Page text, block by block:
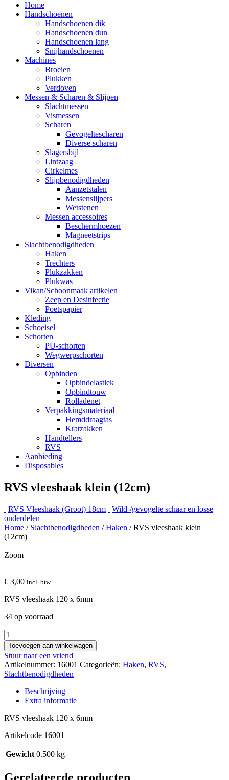
Home
Handschoenen
Handschoenen dik
Handschoenen dun
Handschoenen lang
Snijhandschoenen
Machines
Broeien
Plukken
Verdoven
Messen & Scharen & Slijpen
Slachtmessen
Vismessen
Scharen
Gevogeltescharen
Diverse scharen
Slagersbijl
Lintzaag
Cirkelmes
Slijpbenodigdheden
Aanzetstalen
Messenslijpers
Wetstenen
Messen accessoires
Beschermhoezen
Magneetstrips
Slachtbenodigdheden
Haken
Trechters
Plukzakken
Plukwas
Vikan/Schoonmaak artikelen
Zeep en Desinfectie
Poetspapier
Kleding
Schoeisel
Schorten
PU-schorten
Wegwerpschorten
Diversen
Opbinden
Opbindelastiek
Opbindtouw
Rolladenet
Verpakkingsmateriaal
Hemddraagtas
Kratzakken
Handtellers
RVS
Aanbieding
Disposables
RVS vleeshaak klein (12cm)
RVS Vleeshaak (Groot) 18cm
Wild-/gevogelte schaar en losse
onderdelen
Home / Slachtbenodigdheden /Haken / RVS vleeshaak klein
(12cm)
Zoom
€ 3,00 incl. btw
RVS vleeshaak 120 x 6mm
34 op voorraad
RVS
vleeshaak
klein
(12cm)
aantal
Toevoegen aan winkelwagen
Stuur naar een vriend
Artikelnummer: 16001 Categorieën: Haken, RVS,
Slachtbenodigdheden
Beschrijving
Extra informatie
RVS vleeshaak 120 x 6mm
Artikelcode 16001
Gewicht 0.500 kg